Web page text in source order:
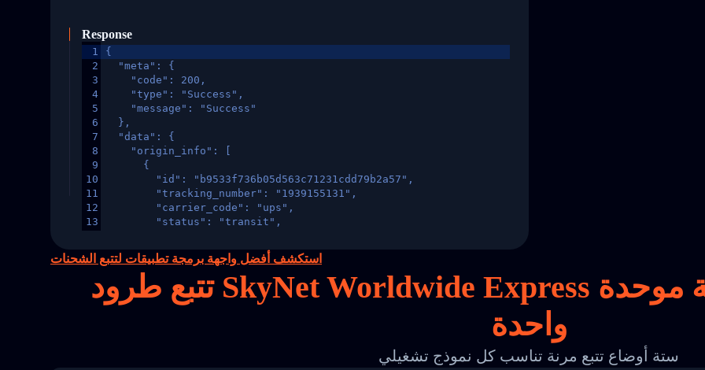
Response
1
2
3
4
5
6
7
8
9
10
11
12
13
15
16
18
{
  "meta": {
    "code": 200,
    "type": "Success",
    "message": "Success"
  },
  "data": {
    "origin_info": [
      {
        "id": "b9533f736b05d563c71231cdd79b2a57",
        "tracking_number": "1939155131",
        "carrier_code": "ups",
        "status": "transit",
        "destination_country": "United States",
        "itemTimeLength": 2,
        "weblink": "",
        "phone": null,
        "trackinfo": [
            "StatusDescription": "Departed Facility in HONG KONG-HONG KONG",
"Details": "Departed Facility in HONG KONG-HONG KONG, HONG KONG-HONG KONG,2017-03-
استكشف أفضل واجهة برمجة تطبيقات لتتبع الشحنات
موحدة
واحدة
ستة أوضاع تتبع مرنة تناسب كل نموذج تشغيلي